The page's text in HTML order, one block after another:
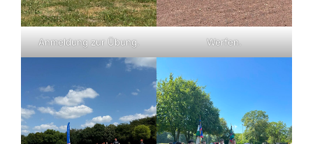
Anmeldung zur Übung. Werfen.